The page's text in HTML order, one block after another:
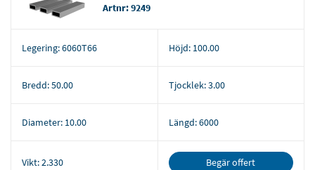
Artnr: 9249
Legering:6060T66 Höjd: 100.00
Bredd:50.00 Tjocklek:3.00
Diameter: 10.00 Längd:6000
Vikt:2.330 Begär offert